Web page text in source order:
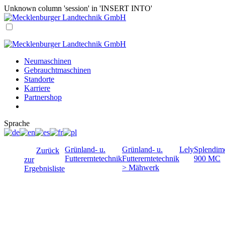
Unknown column 'session' in 'INSERT INTO'
Neumaschinen
Gebrauchtmaschinen
Standorte
Karriere
Partnershop
Sprache
Zurück
zur
Ergebnisliste
Grünland- u.
Futtererntetechnik
Grünland- u.
Futtererntetechnik
> Mähwerk
Lely
900 MC